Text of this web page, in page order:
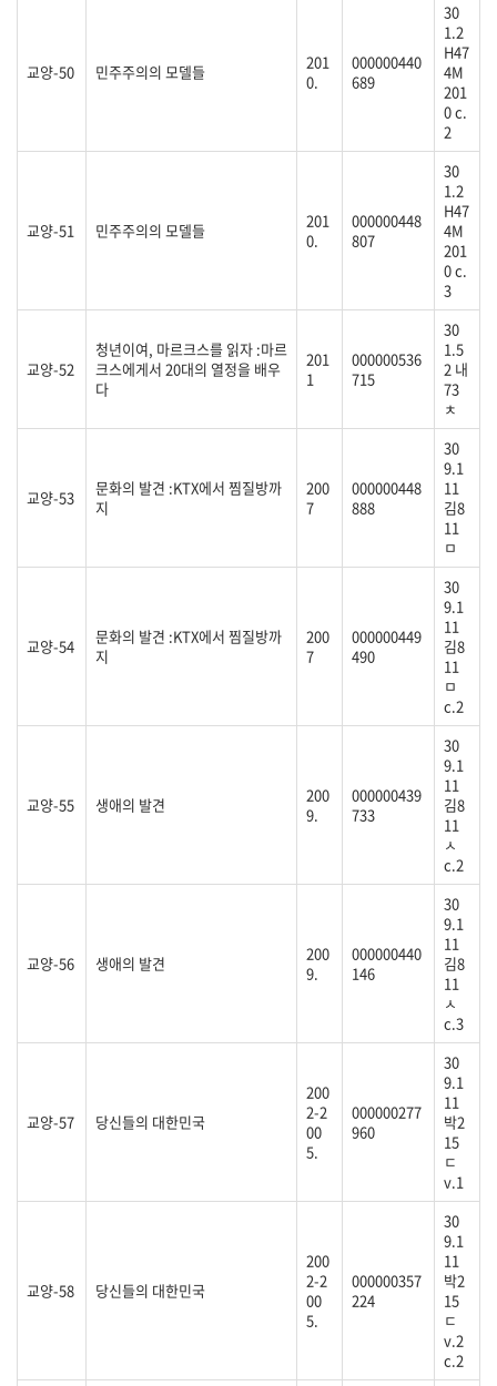
교양-50 민주주의의 모델들
201
0.
000000440
689
30
1.2
H47
4M
201
0 c.
2
교양-51 민주주의의 모델들
201
0.
000000448
807
30
1.2
H47
4M
201
0 c.
3
교양-52
청년이여, 마르크스를 읽자 :마르
크스에게서 20대의 열정을 배우
다
201
1
000000536
715
30
1.5
2 내
73
ㅊ
교양-53
문화의 발견 :KTX에서 찜질방까
지
200
7
000000448
888
30
9.1
11
김8
11
ㅁ
교양-54
문화의 발견 :KTX에서 찜질방까
지
200
7
000000449
490
30
9.1
11
김8
11
ㅁ
c.2
교양-55 생애의 발견
200
9.
000000439
733
30
9.1
11
김8
11
ㅅ
c.2
교양-56 생애의 발견
200
9.
000000440
146
30
9.1
11
김8
11
ㅅ
c.3
교양-57 당신들의 대한민국
200
2-2
00
5.
000000277
960
30
9.1
11
박2
15
ㄷ
v.1
교양-58 당신들의 대한민국
200
2-2
00
5.
000000357
224
30
9.1
11
박2
15
ㄷ
v.2
c.2